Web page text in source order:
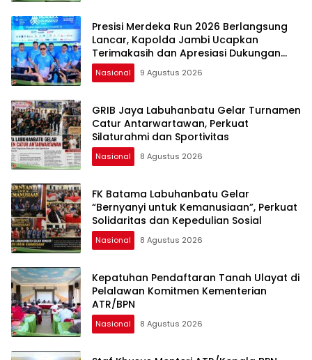
Presisi Merdeka Run 2026 Berlangsung
Lancar, Kapolda Jambi Ucapkan
Terimakasih dan Apresiasi Dukungan
Masyarakat
Nasional 9 Agustus 2026
GRIB Jaya Labuhanbatu Gelar Turnamen
Catur Antarwartawan, Perkuat
Silaturahmi dan Sportivitas
Nasional 8 Agustus 2026
FK Batama Labuhanbatu Gelar
“Bernyanyi untuk Kemanusiaan”, Perkuat
Solidaritas dan Kepedulian Sosial
Nasional 8 Agustus 2026
Kepatuhan Pendaftaran Tanah Ulayat di
Pelalawan Komitmen Kementerian
ATR/BPN
Nasional 8 Agustus 2026